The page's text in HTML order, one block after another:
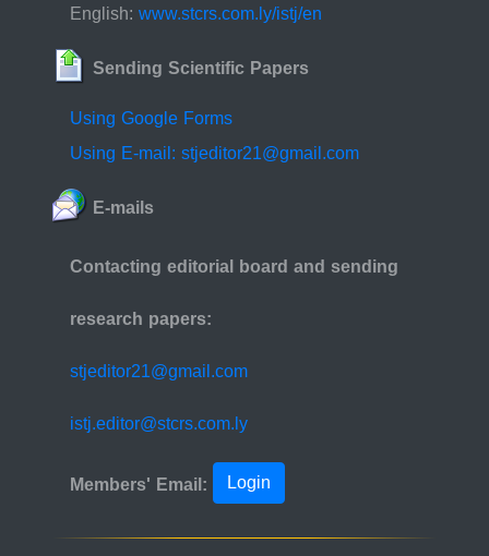
English:www.stcrs.com.ly/istj/en
Sending Scientific Papers
Using Google Forms
Using E-mail: stjeditor21@gmail.com
E-mails
Contacting editorial board and sending
research papers:
stjeditor21@gmail.com
istj.editor@stcrs.com.ly
Members' Email:
Login